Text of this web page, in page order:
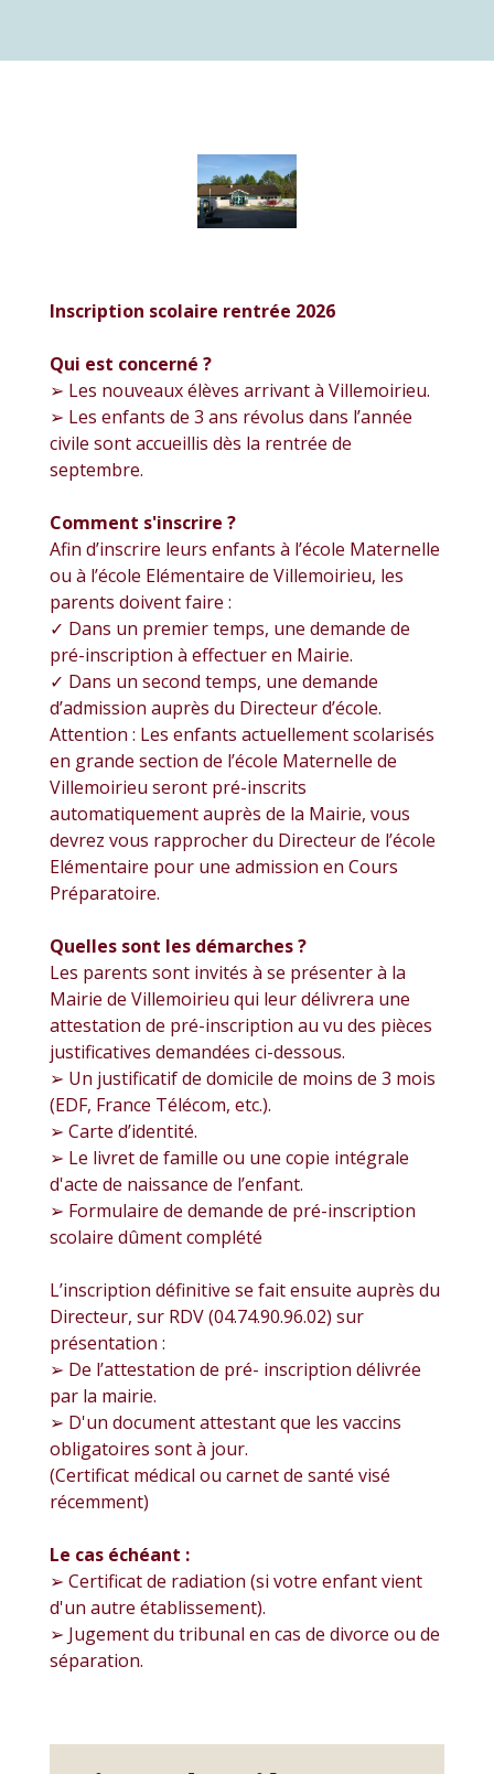
Inscription scolaire rentrée 2026
Qui est concerné ?
➢ Les nouveaux élèves arrivant à Villemoirieu.
➢ Les enfants de 3 ans révolus dans l’année
civile sont accueillis dès la rentrée de
septembre.
Comment s'inscrire ?
Afin d’inscrire leurs enfants à l’école Maternelle
ou à l’école Elémentaire de Villemoirieu, les
parents doivent faire :
✓ Dans un premier temps, une demande de
pré-inscription à effectuer en Mairie.
✓ Dans un second temps, une demande
d’admission auprès du Directeur d’école.
Attention : Les enfants actuellement scolarisés
en grande section de l’école Maternelle de
Villemoirieu seront pré-inscrits
automatiquement auprès de la Mairie, vous
devrez vous rapprocher du Directeur de l’école
Elémentaire pour une admission en Cours
Préparatoire.
Quelles sont les démarches ?
Les parents sont invités à se présenter à la
Mairie de Villemoirieu qui leur délivrera une
attestation de pré-inscription au vu des pièces
justificatives demandées ci-dessous.
➢ Un justificatif de domicile de moins de 3 mois
(EDF, France Télécom, etc.).
➢ Carte d’identité.
➢ Le livret de famille ou une copie intégrale
d'acte de naissance de l’enfant.
➢ Formulaire de demande de pré-inscription
scolaire dûment complété
L’inscription définitive se fait ensuite auprès du
Directeur, sur RDV (04.74.90.96.02) sur
présentation :
➢ De l’attestation de pré- inscription délivrée
par la mairie.
➢ D'un document attestant que les vaccins
obligatoires sont à jour.
(Certificat médical ou carnet de santé visé
récemment)
Le cas échéant :
➢ Certificat de radiation (si votre enfant vient
d'un autre établissement).
➢ Jugement du tribunal en cas de divorce ou de
séparation.